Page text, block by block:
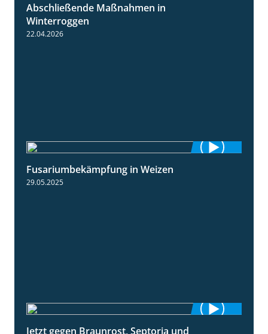
Abschließende Maßnahmen in
Winterroggen
22.04.2026
Fusariumbekämpfung in Weizen
29.05.2025
Jetzt gegen Braunrost, Septoria und